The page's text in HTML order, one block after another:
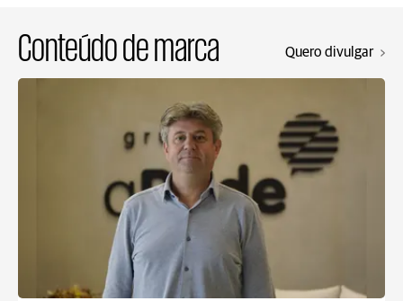
Conteúdo de marca Quero divulgar